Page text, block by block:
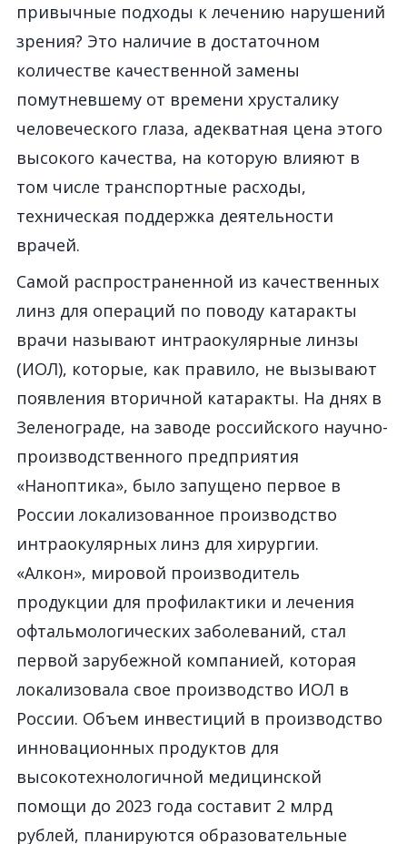
привычные подходы к лечению нарушений
зрения? Это наличие в достаточном
количестве качественной замены
помутневшему от времени хрусталику
человеческого глаза, адекватная цена этого
высокого качества, на которую влияют в
том числе транспортные расходы,
техническая поддержка деятельности
врачей.
Самой распространенной из качественных
линз для операций по поводу катаракты
врачи называют интраокулярные линзы
(ИОЛ), которые, как правило, не вызывают
появления вторичной катаракты. На днях в
Зеленограде, на заводе российского научно-
производственного предприятия
«Наноптика», было запущено первое в
России локализованное производство
интраокулярных линз для хирургии.
«Алкон», мировой производитель
продукции для профилактики и лечения
офтальмологических заболеваний, стал
первой зарубежной компанией, которая
локализовала свое производство ИОЛ в
России. Объем инвестиций в производство
инновационных продуктов для
высокотехнологичной медицинской
помощи до 2023 года составит 2 млрд
рублей, планируются образовательные